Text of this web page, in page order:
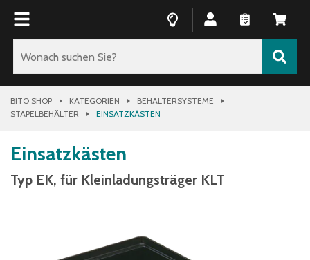
BITO SHOP KATEGORIEN
BEHÄLTERSYSTEME
STAPELBEHÄLTER
EINSATZKÄSTEN
Einsatzkästen
Typ EK, für Kleinladungsträger KLT